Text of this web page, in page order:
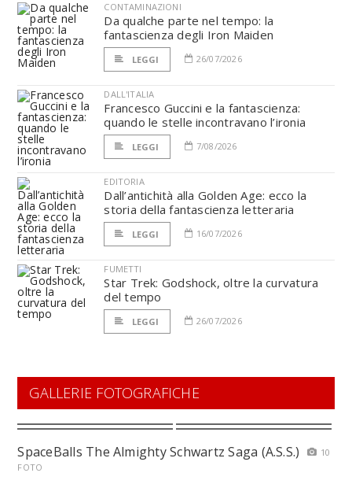
CONTAMINAZIONI
Da qualche parte nel tempo: la
fantascienza degli Iron Maiden
LEGGI 26/07/2026
DALL'ITALIA
Francesco Guccini e la fantascienza:
quando le stelle incontravano l’ironia
LEGGI 7/08/2026
EDITORIA
Dall’antichità alla Golden Age: ecco la
storia della fantascienza letteraria
LEGGI 16/07/2026
FUMETTI
Star Trek: Godshock, oltre la curvatura
del tempo
LEGGI 26/07/2026
GALLERIE FOTOGRAFICHE
SpaceBalls The Almighty Schwartz Saga (A.S.S.)
10
FOTO